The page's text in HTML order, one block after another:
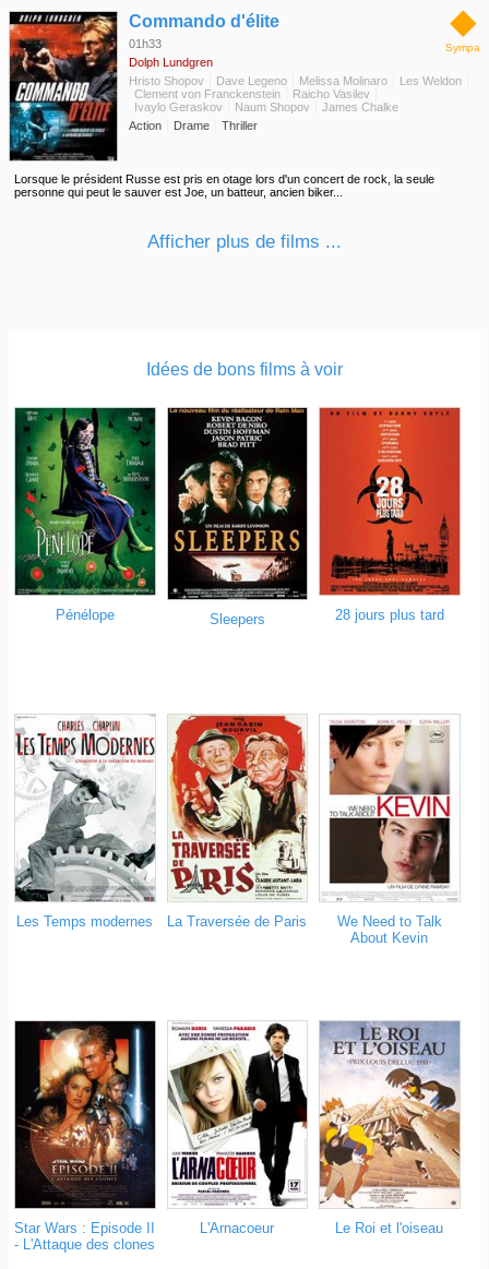
◆
Sympa
Commando d'élite
01h33
Dolph Lundgren
Hristo Shopov
Dave Legeno Melissa Molinaro
Les Weldon
Clement von Franckenstein
Raicho Vasilev
Ivaylo Geraskov
Naum Shopov
James Chalke
Action
Drame Thriller
Lorsque le président Russe est pris en otage lors d'un concert de rock, la seule
personne qui peut le sauver est Joe, un batteur, ancien biker...
Afficher plus de films ...
Idées de bons films à voir
Pénélope Sleepers 28 jours plus tard
Les Temps modernes La Traversée de Paris
We Need to Talk
About Kevin
Star Wars : Episode II
- L'Attaque des clones
L'Arnacoeur Le Roi et l'oiseau